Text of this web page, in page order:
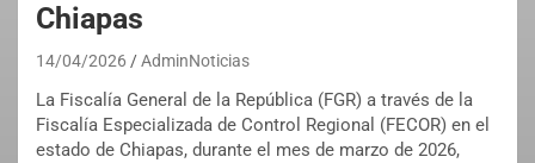
Chiapas
14/04/2026 AdminNoticias
La Fiscalía General de la República (FGR) a través de la
Fiscalía Especializada de Control Regional (FECOR) en el
estado de Chiapas, durante el mes de marzo de 2026,